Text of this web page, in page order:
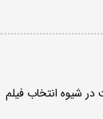
در شیوه انتخاب فیلم